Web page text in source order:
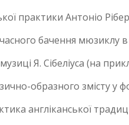
практики Антоніо
бачення мюзиклу в
Я. Сібеліуса (на
образного змісту у
англіканської